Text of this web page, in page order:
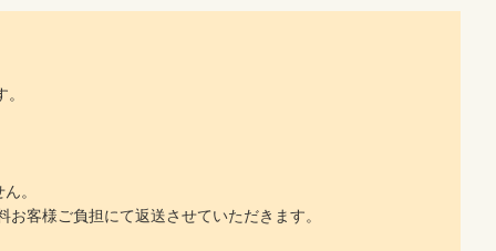
。
客様ご負担にて返送させていただきます。